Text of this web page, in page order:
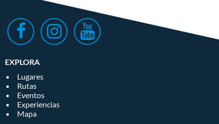
EXPLORA
Lugares
Rutas
Eventos
Experiencias
Mapa